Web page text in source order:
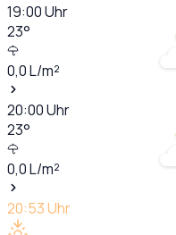
19:00Uhr
23°
0,0L/m²
20:00Uhr
23°
0,0L/m²
20:53Uhr